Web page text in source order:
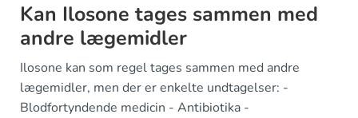
Kan Ilosone tages sammen med
andre lægemidler
Ilosone kan som regel tages sammen med andre
lægemidler, men der er enkelte undtagelser: -
Blodfortyndende medicin - Antibiotika -